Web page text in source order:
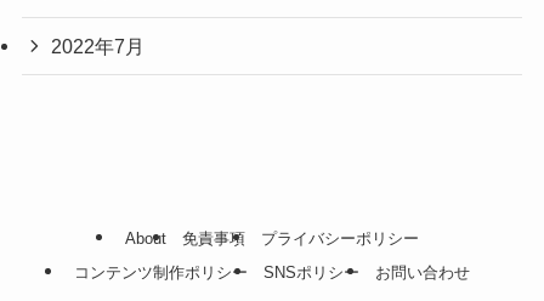
2022年7月
About 免責事項
プライバシーポリシー
コンテンツ制作ポリシー
SNSポリシー お問い合わせ